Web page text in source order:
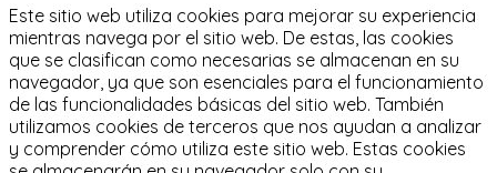
Este sitio web utiliza cookies para mejorar su experiencia
mientras navega por el sitio web. De estas, las cookies
que se clasifican como necesarias se almacenan en su
navegador, ya que son esenciales para el funcionamiento
de las funcionalidades básicas del sitio web. También
utilizamos cookies de terceros que nos ayudan a analizar
y comprender cómo utiliza este sitio web. Estas cookies